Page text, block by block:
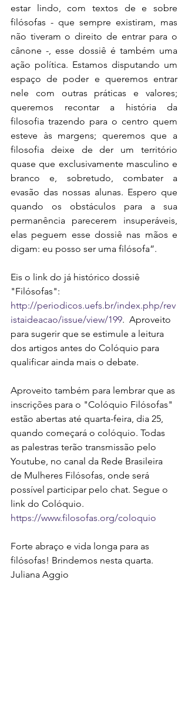
estar lindo, com textos de e sobre
filósofas - que sempre existiram, mas
não tiveram o direito de entrar para o
cânone -, esse dossiê é também uma
ação política. Estamos disputando um
espaço de poder e queremos entrar
nele com outras práticas e valores;
queremos recontar a história da
filosofia trazendo para o centro quem
esteve às margens; queremos que a
filosofia deixe de der um território
quase que exclusivamente masculino e
branco e, sobretudo, combater a
evasão das nossas alunas. Espero que
quando os obstáculos para a sua
permanência parecerem insuperáveis,
elas peguem esse dossiê nas mãos e
digam: eu posso ser uma filósofa”.
Eis o link do já histórico dossiê
"Filósofas":
http://periodicos.uefs.br/index.php/rev
istaideacao/issue/view/199.  Aproveito
para sugerir que se estimule a leitura
dos artigos antes do Colóquio para
qualificar ainda mais o debate.
Aproveito também para lembrar que as
inscrições para o "Colóquio Filósofas"
estão abertas até quarta-feira, dia 25,
quando começará o colóquio. Todas
as palestras terão transmissão pelo
Youtube, no canal da Rede Brasileira
de Mulheres Filósofas, onde será
possível participar pelo chat. Segue o
link do Colóquio.
https://www.filosofas.org/coloquio
Forte abraço e vida longa para as
filósofas! Brindemos nesta quarta.
Juliana Aggio